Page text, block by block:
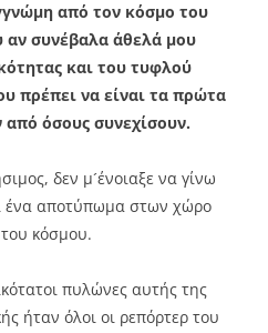
από τον κόσμο του
συνέβαλα άθελά μου
και του τυφλού
πρέπει να είναι τα πρώτα
όσους συνεχίσουν.
δεν μ´ένοιαξε να γίνω
ένα αποτύπωμα στων χώρο
κόσμου.
πυλώνες αυτής της
ήταν όλοι οι ρεπόρτερ του